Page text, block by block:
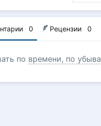
· 0 Рецензии · 0
по времени, по